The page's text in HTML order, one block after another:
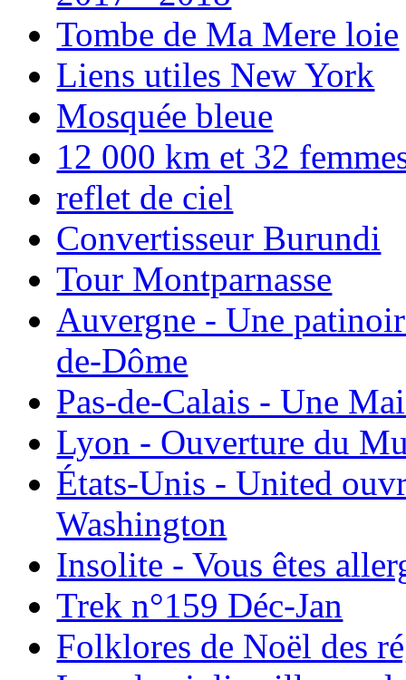
Tombe de Ma Mere loie
Liens utiles New York
Mosquée bleue
12 000 km et 32
reflet de ciel
Convertisseur Burundi
Tour Montparnasse
Auvergne - Une
de-Dôme
Pas-de-Calais - Une
Lyon - Ouverture du
États-Unis - United
Washington
Insolite - Vous êtes
Trek n°159 Déc-Jan
Folklores de Noël des